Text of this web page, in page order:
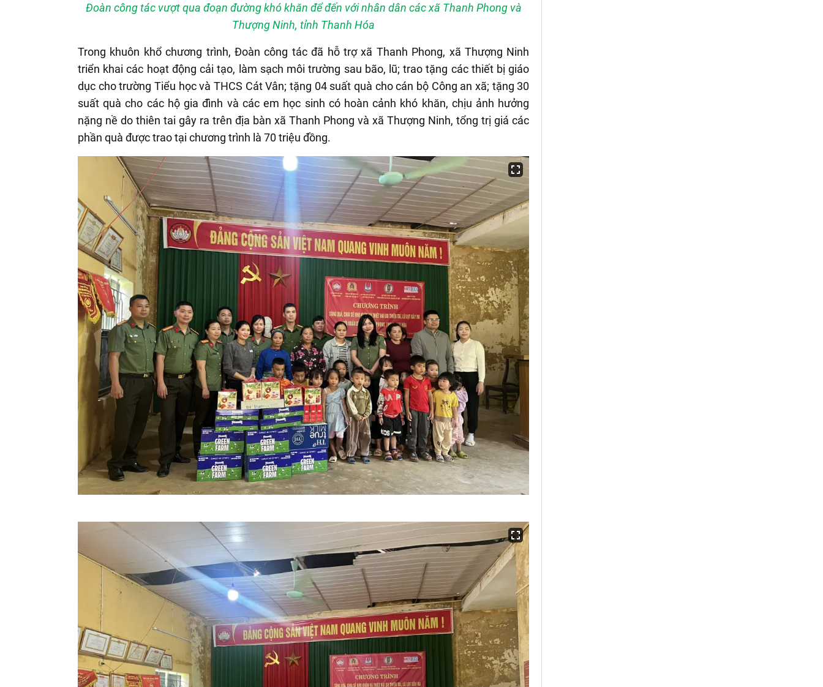
Đoàn công tác vượt qua đoạn đường khó khăn để đến với nhân dân các xã Thanh Phong và
Thượng Ninh, tỉnh Thanh Hóa
Trong khuôn khổ chương trình, Đoàn công tác đã hỗ trợ xã Thanh Phong, xã Thượng Ninh
triển khai các hoạt động cải tạo, làm sạch môi trường sau bão, lũ; trao tặng các thiết bị giáo
dục cho trường Tiểu học và THCS Cát Vân; tặng 04 suất quà cho cán bộ Công an xã; tặng 30
suất quà cho các hộ gia đình và các em học sinh có hoàn cảnh khó khăn, chịu ảnh hưởng
nặng nề do thiên tai gây ra trên địa bàn xã Thanh Phong và xã Thượng Ninh, tổng trị giá các
phần quà được trao tại chương trình là 70 triệu đồng.